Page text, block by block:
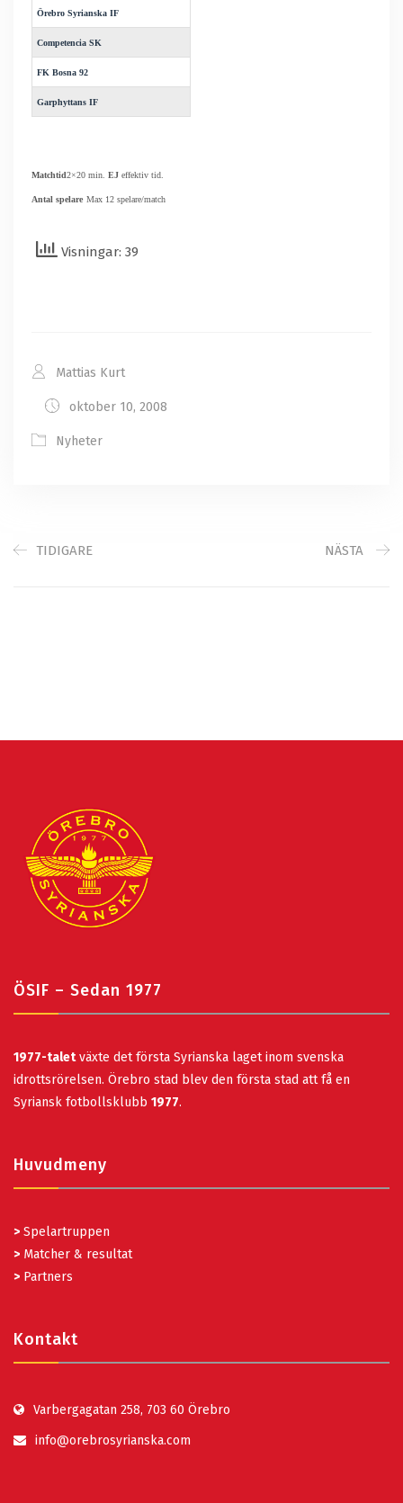
Örebro Syrianska IF
Competencia SK
FK Bosna 92
Garphyttans IF
Matchtid2×20 min. EJ effektiv tid.
Antal spelare Max 12 spelare/match
Visningar: 39
Mattias Kurt
oktober 10, 2008
Nyheter
TIDIGARE NÄSTA
ÖSIF – Sedan 1977
1977-taletväxte det första Syrianska laget inom svenska
idrottsrörelsen. Örebro stad blev den första stad att få en
Syriansk fotbollsklubb 1977.
Huvudmeny
> Spelartruppen
> Matcher & resultat
> Partners
Kontakt
Varbergagatan 258, 703 60 Örebro
info@orebrosyrianska.com